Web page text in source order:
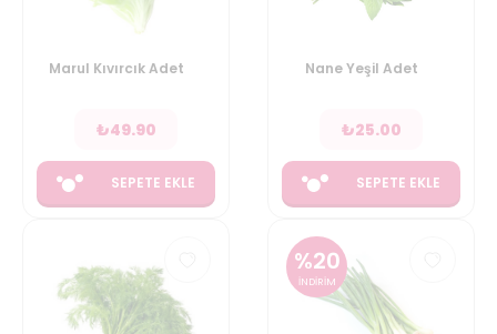
Marul Kıvırcık Adet
₺49.90
SEPETE EKLE
Nane Yeşil Adet
₺25.00
SEPETE EKLE
%20
İNDİRİM